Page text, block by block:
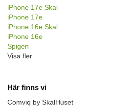
iPhone 17e Skal
iPhone 17e
iPhone 16e Skal
iPhone 16e
Spigen
Visa fler
Här finns vi
Comviq by SkalHuset